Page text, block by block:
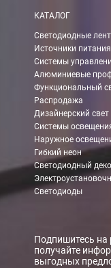
Вы можете
В Москве
БЕСПЛАТНАЯ
При заказе менее
В Москве и МО
При заказе от
При заказе
БЕСПЛАТНАЯ
При заказе менее
КАТАЛОГ
Светодиодные
Источники питания
Системы
Алюминиевые
Функциональный
Распродажа
Дизайнерский свет
Системы
Наружное
Гибкий неон
Светодиодный
Светодиоды
Подпишитесь на
получайте
выгодных